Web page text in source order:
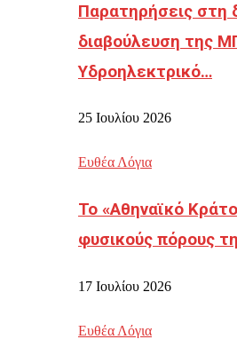
Παρατηρήσεις στη
διαβούλευση της
Υδροηλεκτρικό…
25 Ιουλίου 2026
Ευθέα Λόγια
Το «Αθηναϊκό
φυσικούς πόρους
17 Ιουλίου 2026
Ευθέα Λόγια